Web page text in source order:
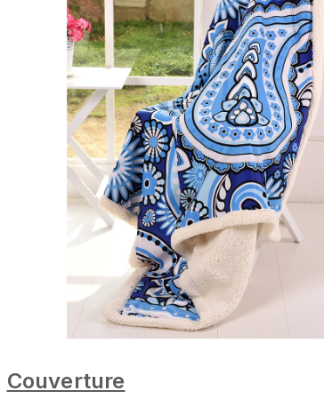
Couverture